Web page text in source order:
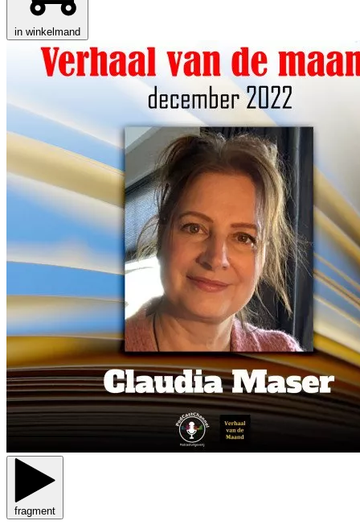
in winkelmand
fragment